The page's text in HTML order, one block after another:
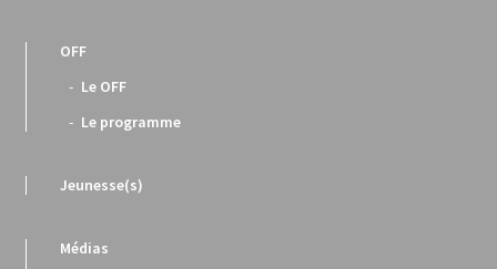
OFF
Le OFF
Le programme
Jeunesse(s)
Médias